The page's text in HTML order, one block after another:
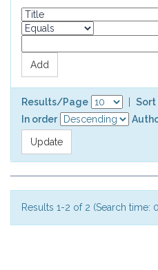
Results/Page
Sort
In order
Results 1-2 of 2 (Search time: